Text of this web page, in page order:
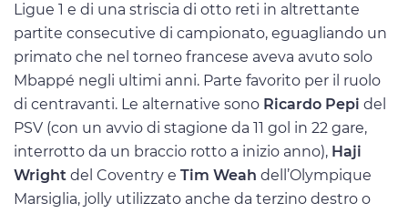
Ligue 1 e di una striscia di otto reti in altrettante
partite consecutive di campionato, eguagliando un
primato che nel torneo francese aveva avuto solo
Mbappé negli ultimi anni. Parte favorito per il ruolo
di centravanti. Le alternative sono Ricardo Pepi del
PSV (con un avvio di stagione da 11 gol in 22 gare,
interrotto da un braccio rotto a inizio anno), Haji
Wright del Coventry e Tim Weah dell’Olympique
Marsiglia, jolly utilizzato anche da terzino destro o